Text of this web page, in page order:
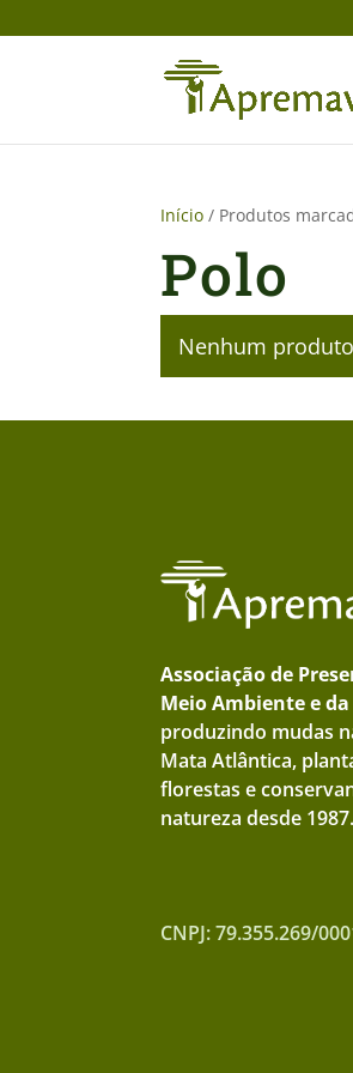
Início / Produtos
Polo
Nenhum
Associação de
Meio Ambiente e da
produzindo mudas
Mata Atlântica,
florestas e
natureza desde 1987.
CNPJ: 79.355.269/